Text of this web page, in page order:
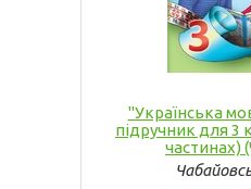
"Українська
підручник для 3
частинах)